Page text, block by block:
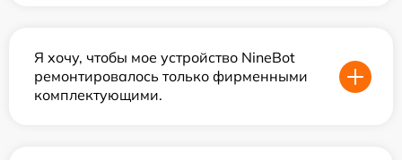
Я хочу, чтобы мое устройство NineBot
ремонтировалось только фирменными
комплектующими.